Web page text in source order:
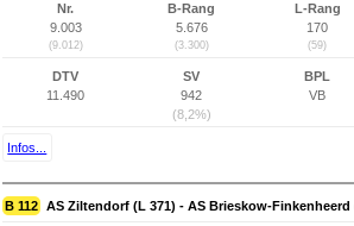
Nr.
9.003
(9.012)
B-Rang
5.676
(3.300)
L-Rang
170
(59)
DTV
11.490
SV
942
(8,2%)
BPL
VB
Infos...
B 112 AS Ziltendorf (L 371) - AS Brieskow-Finkenheerd